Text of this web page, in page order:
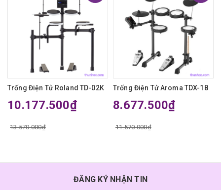
Trống Điện Tử Roland TD-02K
10.177.500₫
13.570.000₫
Trống Điện Tử Aroma TDX-18
8.677.500₫
11.570.000₫
ĐĂNG KÝ NHẬN TIN